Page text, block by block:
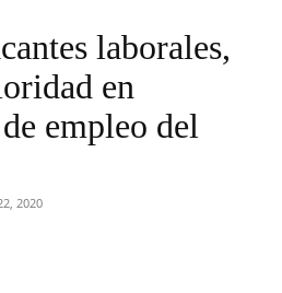
laborales,
en
empleo del
2020